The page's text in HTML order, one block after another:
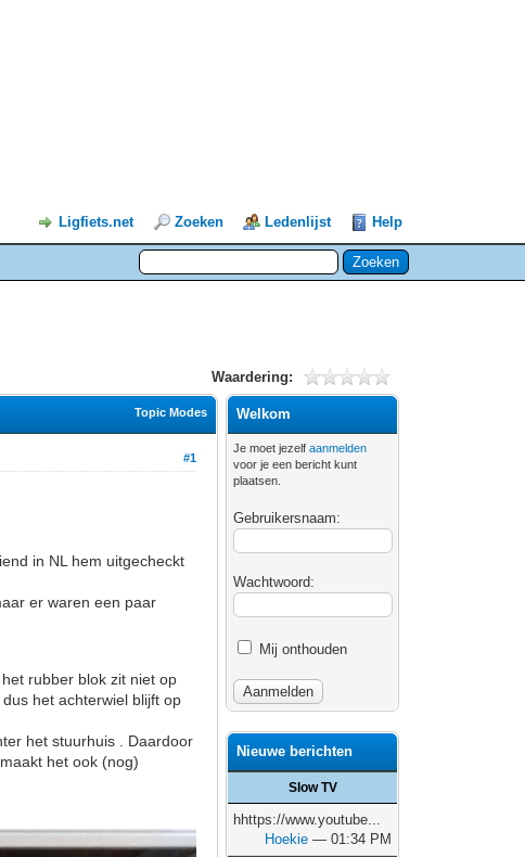
Ligfiets.net Zoeken Ledenlijst Help
Waardering:
Topic Modes
#1
in NL hem uitgecheckt
er waren een paar
het rubber blok zit niet op
het achterwiel blijft op
het stuurhuis . Daardoor
het ook (nog)
Welkom
Je moet jezelfaanmelden
voor je een bericht kunt
plaatsen.
Gebruikersnaam:
Wachtwoord:
Mij onthouden
Nieuwe berichten
Slow TV
hhttps://www.youtube...
Hoekie — 01:34 PM